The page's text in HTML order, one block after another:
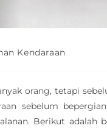
Kendaraan
orang, tetapi
sebelum
Berikut adalah